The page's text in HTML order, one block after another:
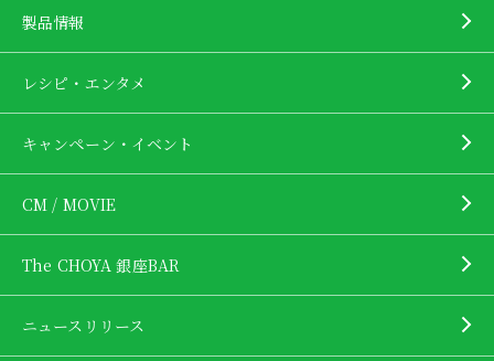
製品情報
レシピ・エンタメ
キャンペーン・イベント
CM / MOVIE
The CHOYA 銀座BAR
ニュースリリース